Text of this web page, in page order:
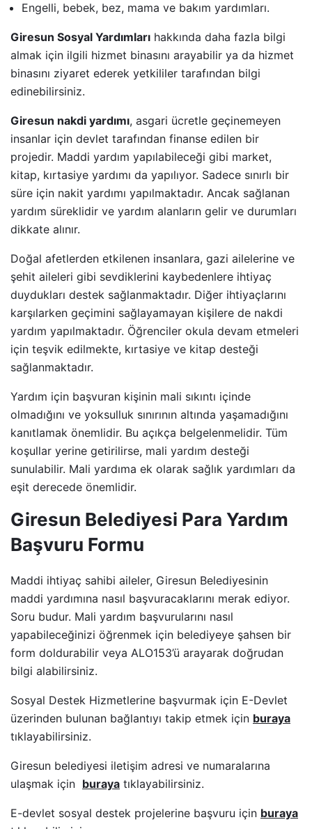
Engelli, bebek, bez, mama ve bakım yardımları.
Giresun Sosyal Yardımları hakkında daha fazla bilgi
almak için ilgili hizmet binasını arayabilir ya da hizmet
binasını ziyaret ederek yetkililer tarafından bilgi
edinebilirsiniz.
Giresun nakdi yardımı, asgari ücretle geçinemeyen
insanlar için devlet tarafından finanse edilen bir
projedir. Maddi yardım yapılabileceği gibi market,
kitap, kırtasiye yardımı da yapılıyor. Sadece sınırlı bir
süre için nakit yardımı yapılmaktadır. Ancak sağlanan
yardım süreklidir ve yardım alanların gelir ve durumları
dikkate alınır.
Doğal afetlerden etkilenen insanlara, gazi ailelerine ve
şehit aileleri gibi sevdiklerini kaybedenlere ihtiyaç
duydukları destek sağlanmaktadır. Diğer ihtiyaçlarını
karşılarken geçimini sağlayamayan kişilere de nakdi
yardım yapılmaktadır. Öğrenciler okula devam etmeleri
için teşvik edilmekte, kırtasiye ve kitap desteği
sağlanmaktadır.
Yardım için başvuran kişinin mali sıkıntı içinde
olmadığını ve yoksulluk sınırının altında yaşamadığını
kanıtlamak önemlidir. Bu açıkça belgelenmelidir. Tüm
koşullar yerine getirilirse, mali yardım desteği
sunulabilir. Mali yardıma ek olarak sağlık yardımları da
eşit derecede önemlidir.
Giresun Belediyesi Para Yardım
Başvuru Formu
Maddi ihtiyaç sahibi aileler, Giresun Belediyesinin
maddi yardımına nasıl başvuracaklarını merak ediyor.
Soru budur. Mali yardım başvurularını nasıl
yapabileceğinizi öğrenmek için belediyeye şahsen bir
form doldurabilir veya ALO153’ü arayarak doğrudan
bilgi alabilirsiniz.
Sosyal Destek Hizmetlerine başvurmak için E-Devlet
üzerinden bulunan bağlantıyı takip etmek için buraya
tıklayabilirsiniz.
Giresun belediyesi iletişim adresi ve numaralarına
ulaşmak için buraya tıklayabilirsiniz.
E-devlet sosyal destek projelerine başvuru için buraya